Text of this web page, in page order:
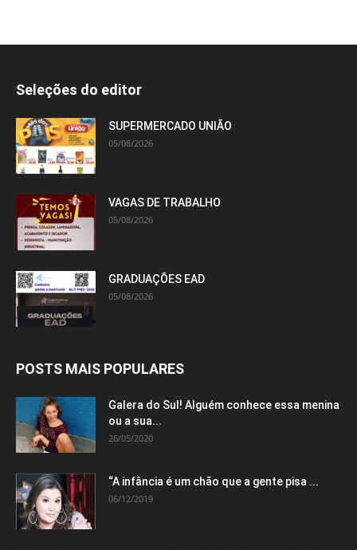
Seleções do editor
SUPERMERCADO UNIÃO
05/08/2026
VAGAS DE TRABALHO
05/08/2026
GRADUAÇÕES EAD
05/08/2026
POSTS MAIS POPULARES
Galera do Sul! Alguém conhece essa menina
ou a sua...
26/05/2020
“A infância é um chão que a gente pisa ...
06/12/2019